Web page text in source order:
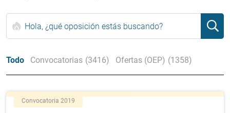
Todo Convocatorias (3416) Ofertas (OEP) (1358)
Convocatoria 2019